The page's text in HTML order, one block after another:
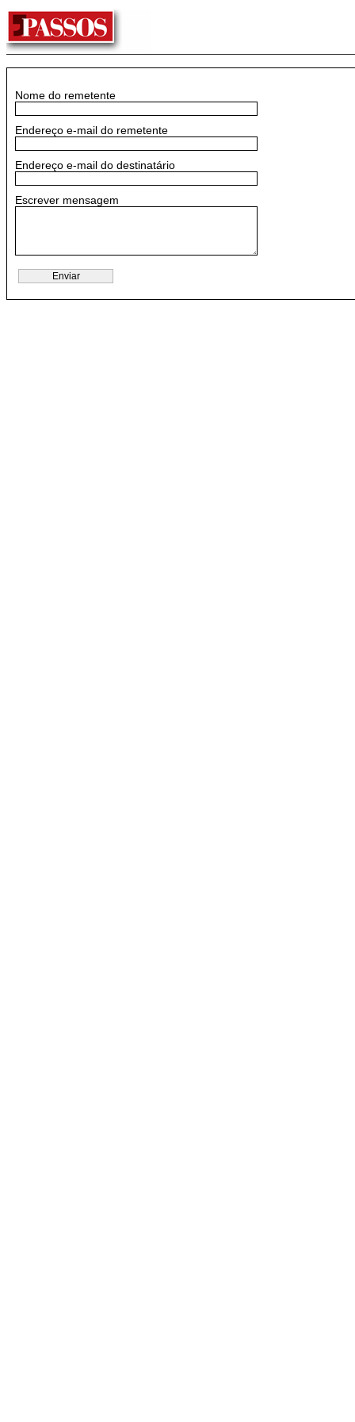
Nome do remetente
Endereço e-mail do remetente
Endereço e-mail do destinatário
Escrever mensagem